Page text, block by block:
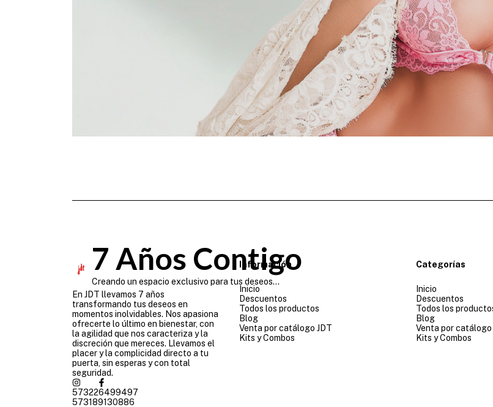
7 Años Contigo
Creando un espacio exclusivo para tus deseos...
En JDT llevamos 7 años
transformando tus deseos en
momentos inolvidables. Nos apasiona
ofrecerte lo último en bienestar, con
la agilidad que nos caracteriza y la
discreción que mereces. Llevamos el
placer y la complicidad directo a tu
puerta, sin esperas y con total
seguridad.
573226499497
573189130886
Información
Inicio
Descuentos
Todos los productos
Blog
Venta por catálogo JDT
Kits y Combos
Categorías
Inicio
Descuentos
Todos los
Blog
Venta por catálogo
Kits y Combos